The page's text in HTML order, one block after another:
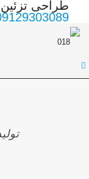
طراحی تزئین